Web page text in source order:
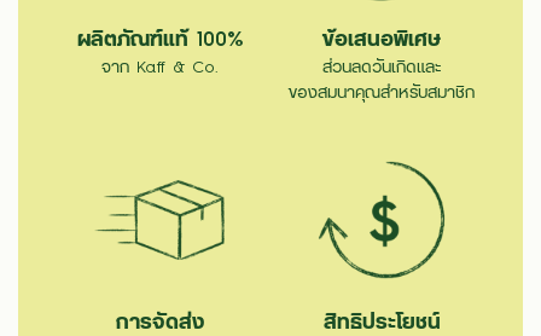
ผลิตภัณฑ์แท้ 100%
จาก Kaff & Co.
ข้อเสนอพิเศษ
ส่วนลดวันเกิดและ
ของสมนาคุณสำหรับสมาชิก
การจัดส่ง สิทธิประโยชน์